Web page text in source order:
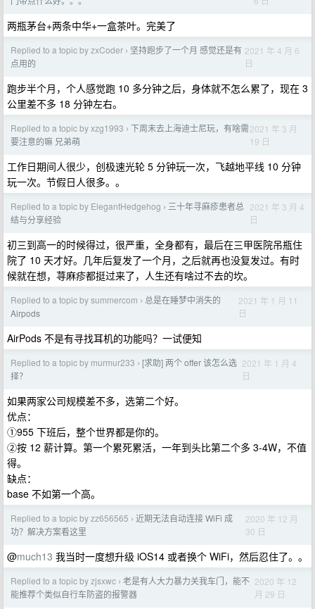
两瓶茅台+两条中华+一盒茶叶。完美了
Replied to a topic by zxCoder › 坚持跑步了一个月 感觉还是有
点用的
2021 年 4 月 6
日
跑步半个月，个人感觉跑 10 多分钟之后，身体就不怎么累了，现在 3
公里差不多 18 分钟左右。
Replied to a topic by xzg1993 › 下周末去上海迪士尼玩，有啥需
要注意的嘛 兄弟萌
2021 年 3 月
19 日
工作日期间人很少，创极速光轮 5 分钟玩一次，飞越地平线 10 分钟
玩一次。节假日人很多。。
Replied to a topic by ElegantHedgehog › 三十年寻麻疹患者总
结与分享经验
2021 年 3 月 4
日
初三到高一的时候得过，很严重，全身都有，最后在三甲医院吊瓶住
院了 10 天才好。几年后复发了一个月，之后就再也没复发过。有时
候就在想，荨麻疹都挺过来了，人生还有啥过不去的坎。
Replied to a topic by summercom › 总是在睡梦中消失的
Airpods
2021 年 1 月 11
日
AirPods 不是有寻找耳机的功能吗？一试便知
Replied to a topic by murmur233 › [求助] 两个 offer 该怎么选
择？
2021 年 1 月 4
日
如果两家公司规模差不多，选第二个好。
优点：
①955 下班后，整个世界都是你的。
②按 12 薪计算。第一个累死累活，一年到头比第二个多 3-4W，不值
得。
缺点：
base 不如第一个高。
Replied to a topic by zz656565 › 近期无法自动连接 WiFi 成
功？解决方案看这里
2020 年 12 月
30 日
@much13 我当时一度想升级 iOS14 或者换个 WiFi，然后忍住了。。
Replied to a topic by zjsxwc › 老是有人大力暴力关我车门，能不
能推荐个类似自行车防盗的报警器
2020 年 12
月 29 日